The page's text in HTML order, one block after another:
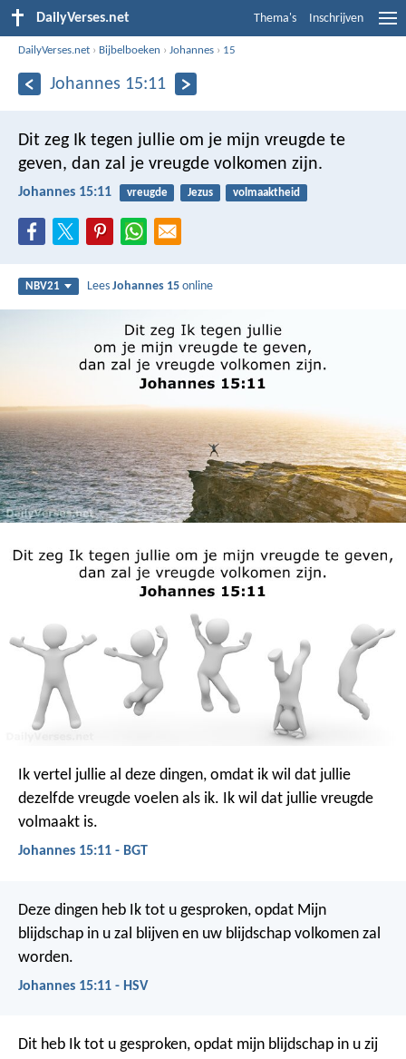
DailyVerses.net Thema's Inschrijven
DailyVerses.net › Bijbelboeken ›Johannes › 15
Johannes 15:11
Dit zeg Ik tegen jullie om je mijn vreugde te
geven, dan zal je vreugde volkomen zijn.
Johannes 15:11 vreugde Jezus volmaaktheid
NBV21 LeesJohannes 15 online
Ik vertel jullie al deze dingen, omdat ik wil dat jullie
dezelfde vreugde voelen als ik. Ik wil dat jullie vreugde
volmaakt is.
Johannes 15:11 - BGT
Deze dingen heb Ik tot u gesproken, opdat Mijn
blijdschap in u zal blijven en uw blijdschap volkomen zal
worden.
Johannes 15:11 - HSV
Dit heb Ik tot u gesproken, opdat mijn blijdschap in u zij